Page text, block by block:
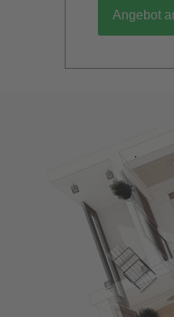
Angebot